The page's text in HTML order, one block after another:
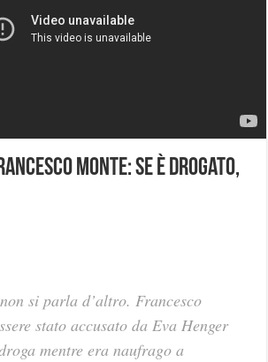
Monte: se è drogato,
si parla d’altro. Francesco
stato accusato da Eva Henger
mentre era naufrago a